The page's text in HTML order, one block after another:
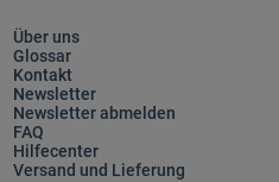
Über uns
Glossar
Kontakt
Newsletter
Newsletter abmelden
FAQ
Hilfecenter
Versand und Lieferung